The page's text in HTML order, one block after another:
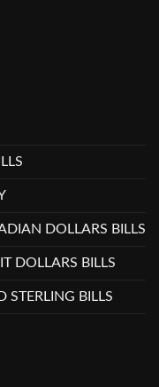
DOLLARS BILLS
DOLLARS BILLS
STERLING BILLS